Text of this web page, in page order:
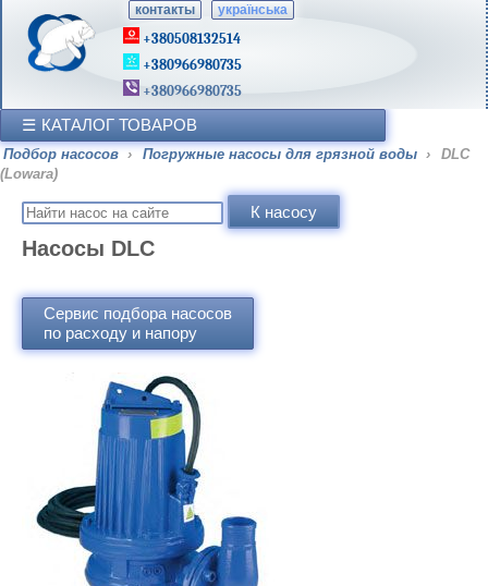
контакты українська
+380508132514
+380966980735
+380966980735
КАТАЛОГ ТОВАРОВ
Подбор насосов › Погружные насосы для грязной воды ›
DLC
(Lowara)
Насосы DLC
Сервис подбора насосов
по расходу и напору